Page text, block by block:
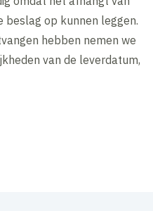
op kunnen leggen.
hebben nemen we
van de leverdatum,